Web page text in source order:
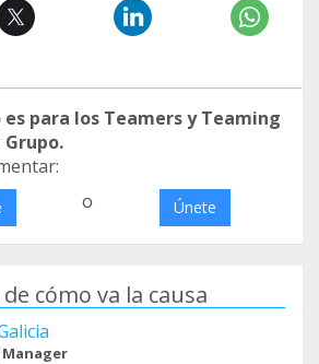
para los Teamers y Teaming
o Únete
cómo va la causa